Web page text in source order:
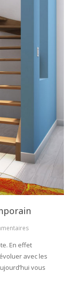
En effet
avec les
vous